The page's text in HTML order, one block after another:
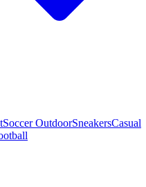
Soccer OutdoorSneakersCasual